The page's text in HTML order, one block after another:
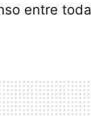
entre